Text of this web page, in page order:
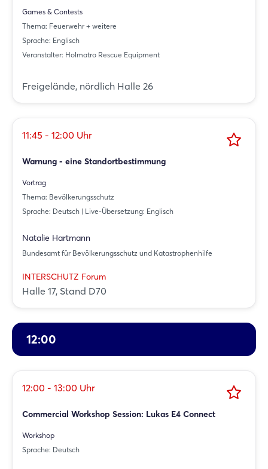
Games & Contests
Thema: Feuerwehr + weitere
Sprache: Englisch
Veranstalter: Holmatro Rescue Equipment
Freigelände, nördlich Halle 26
11:45 - 12:00 Uhr
Warnung - eine Standortbestimmung
Vortrag
Thema: Bevölkerungsschutz
Sprache: Deutsch | Live-Übersetzung: Englisch
Natalie Hartmann
Bundesamt für Bevölkerungsschutz und Katastrophenhilfe
INTERSCHUTZ Forum
Halle 17, Stand D70
12:00
12:00 - 13:00 Uhr
Commercial Workshop Session: Lukas E4 Connect
Workshop
Sprache: Deutsch